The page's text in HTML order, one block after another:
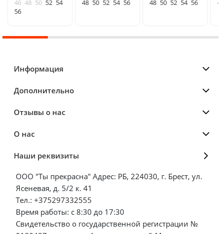
46 48 50 52 54
56
48 50 52 54 56
48 50 52 54 56
Информация
Дополнительно
Отзывы о нас
О нас
Наши реквизиты
ООО "Ты прекрасна" Адрес: РБ, 224030, г. Брест, ул.
Ясеневая, д. 5/2 к. 41
Тел.: +375297332555
Время работы: с 8:30 до 17:30
Свидетельство о государственной регистрации №